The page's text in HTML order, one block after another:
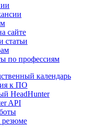
сайте
статьи
по профессиям
календарь
к ПО
HeadHunter
API